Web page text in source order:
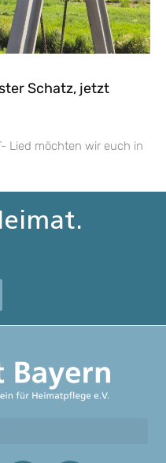
Schatz, jetzt
Lied möchten wir euch in